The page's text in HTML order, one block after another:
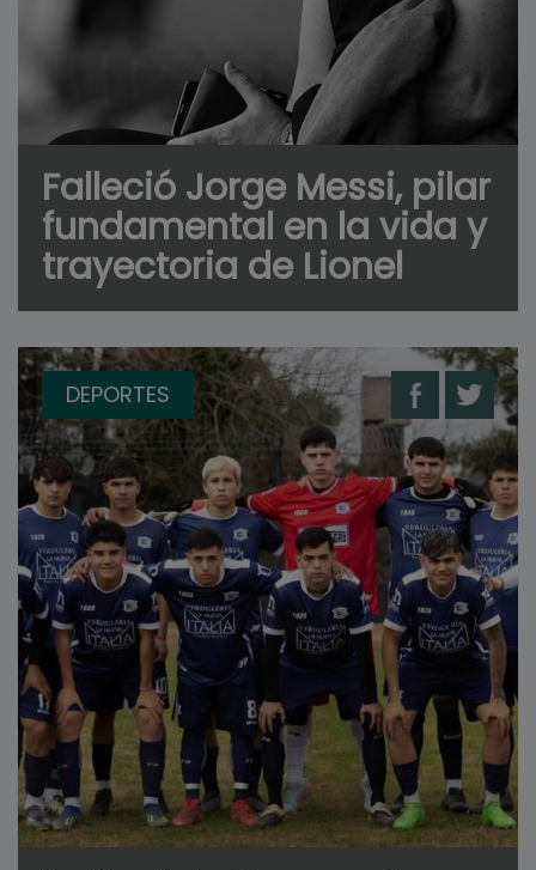
Falleció Jorge Messi, pilar
fundamental en la vida y
trayectoria de Lionel
DEPORTES